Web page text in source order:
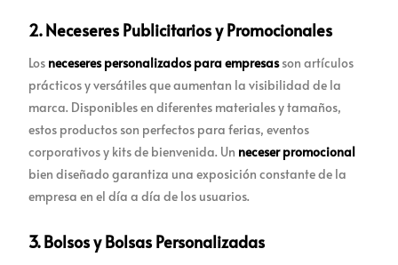
2. Neceseres Publicitarios y Promocionales
Los neceseres personalizados para empresasson artículos
prácticos y versátiles que aumentan la visibilidad de la
marca. Disponibles en diferentes materiales y tamaños,
estos productos son perfectos para ferias, eventos
corporativos y kits de bienvenida. Un neceser promocional
bien diseñado garantiza una exposición constante de la
empresa en el día a día de los usuarios.
3. Bolsos y Bolsas Personalizadas